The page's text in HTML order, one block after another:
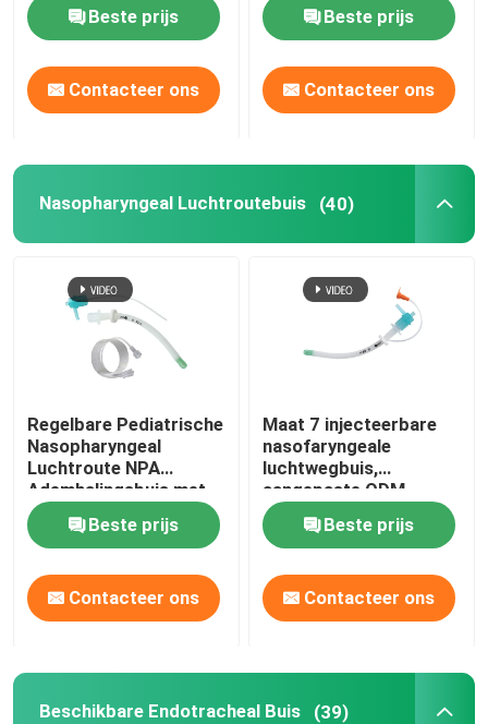
Beste prijs
Contacteer ons
Beste prijs
Contacteer ons
Nasopharyngeal Luchtroutebuis (40)
Regelbare Pediatrische
Nasopharyngeal
Luchtroute NPA
Ademhalingsbuis met
Zacht Uiteinde
Beste prijs
Contacteer ons
Maat 7 injecteerbare
nasofaryngeale
luchtwegbuis,
aangepaste ODM
ondersteund
Beste prijs
Contacteer ons
Beschikbare Endotracheal Buis (39)